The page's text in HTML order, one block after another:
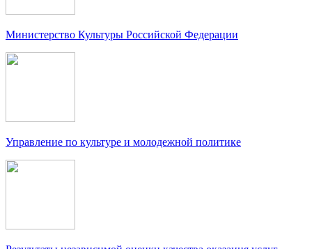
Министерство Культуры Российской Федерации
Управление по культуре и молодежной политике